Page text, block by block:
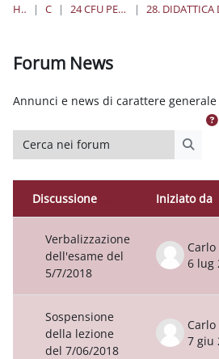
HOME 24 CFU PER L'INSEGNAMENTO
Forum News
Annunci e news di carattere generale
Cerca nei forum
Elenco delle
Stato
Discussione Iniziato da
Verbalizzazione
dell'esame del
5/7/2018
6 lug
Sospensione
della lezione
del 7/06/2018
7 giu